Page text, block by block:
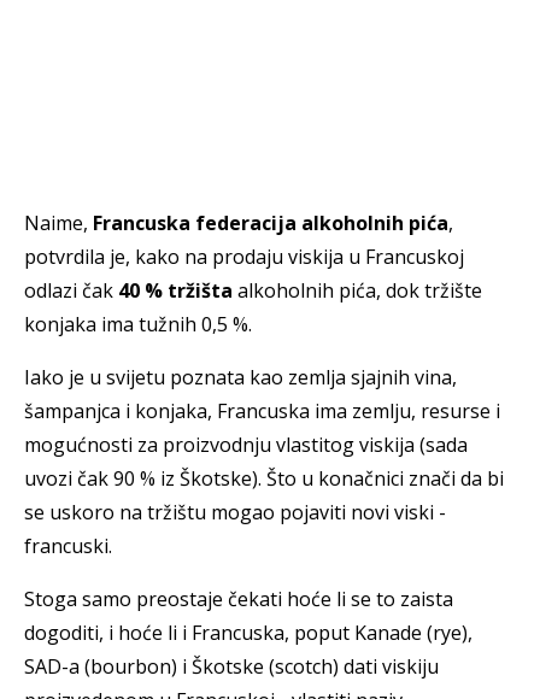
Naime, Francuska federacija alkoholnih pića,
potvrdila je, kako na prodaju viskija u Francuskoj
odlazi čak 40 % tržišta alkoholnih pića, dok tržište
konjaka ima tužnih 0,5 %.
Iako je u svijetu poznata kao zemlja sjajnih vina,
šampanjca i konjaka, Francuska ima zemlju, resurse i
mogućnosti za proizvodnju vlastitog viskija (sada
uvozi čak 90 % iz Škotske). Što u konačnici znači da bi
se uskoro na tržištu mogao pojaviti novi viski -
francuski.
Stoga samo preostaje čekati hoće li se to zaista
dogoditi, i hoće li i Francuska, poput Kanade (rye),
SAD-a (bourbon) i Škotske (scotch) dati viskiju